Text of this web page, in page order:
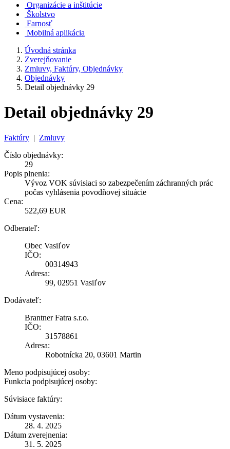
Organizácie a inštitúcie
Školstvo
Farnosť
Mobilná aplikácia
Úvodná stránka
Zverejňovanie
Zmluvy, Faktúry, Objednávky
Objednávky
Detail objednávky 29
Detail objednávky 29
Faktúry | Zmluvy
Číslo objednávky:
29
Popis plnenia:
Vývoz VOK súvisiaci so zabezpečením záchranných prác
počas vyhlásenia povodňovej situácie
Cena:
522,69 EUR
Odberateľ:
Obec Vasiľov
IČO:
00314943
Adresa:
99, 02951 Vasiľov
Dodávateľ:
Brantner Fatra s.r.o.
IČO:
31578861
Adresa:
Robotnícka 20, 03601 Martin
Meno podpisujúcej osoby:
Funkcia podpisujúcej osoby:
Súvisiace faktúry:
Dátum vystavenia:
28. 4. 2025
Dátum zverejnenia:
31. 5. 2025